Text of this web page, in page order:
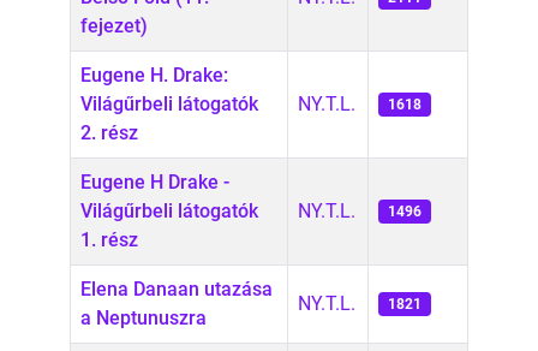
fejezet)
Eugene H. Drake:
Világűrbeli látogatók
2. rész
NY.T.L. 1618
Eugene H Drake -
Világűrbeli látogatók
1. rész
NY.T.L. 1496
Elena Danaan utazása
a Neptunuszra
NY.T.L. 1821